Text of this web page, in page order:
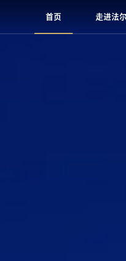
首页 走进法